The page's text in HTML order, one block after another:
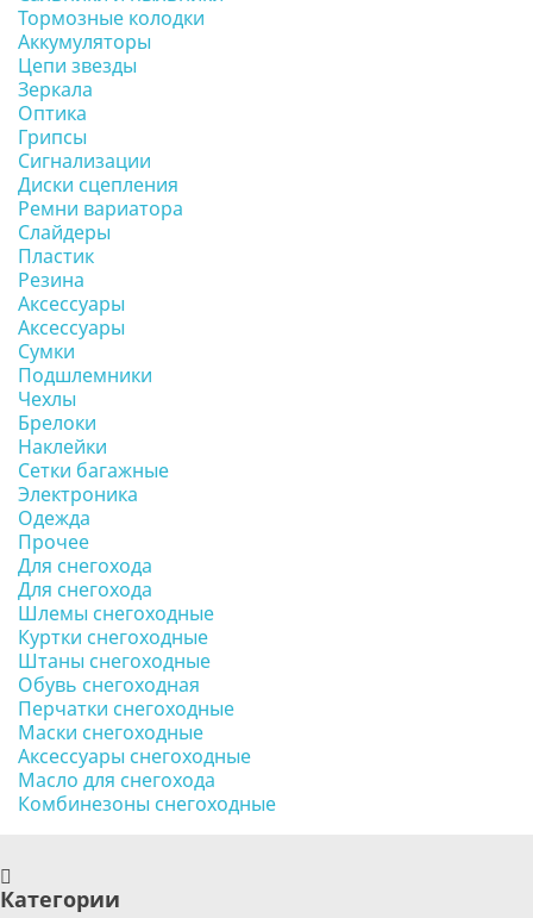
Тормозные колодки
Аккумуляторы
Цепи звезды
Зеркала
Оптика
Грипсы
Сигнализации
Диски сцепления
Ремни вариатора
Слайдеры
Пластик
Резина
Аксессуары
Аксессуары
Сумки
Подшлемники
Чехлы
Брелоки
Наклейки
Сетки багажные
Электроника
Одежда
Прочее
Для снегохода
Для снегохода
Шлемы снегоходные
Куртки снегоходные
Штаны снегоходные
Обувь снегоходная
Перчатки снегоходные
Маски снегоходные
Аксессуары снегоходные
Масло для снегохода
Комбинезоны снегоходные
Категории